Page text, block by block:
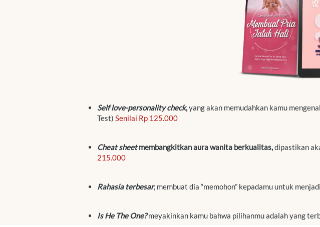
Self love-personality check, yang akan memudahkan kamu
Test) Senilai Rp 125.000
Cheat sheet membangkitkan aura wanita berkualitas, dipastikan
215.000
Rahasia terbesar, membuat dia “memohon” kepadamu untuk
Is He The One? meyakinkan kamu bahwa pilihanmu adalah yang